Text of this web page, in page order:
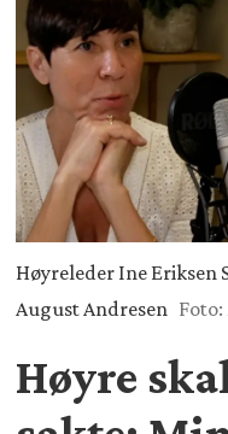
Høyreleder Ine Eriksen
August Andresen
Høyre